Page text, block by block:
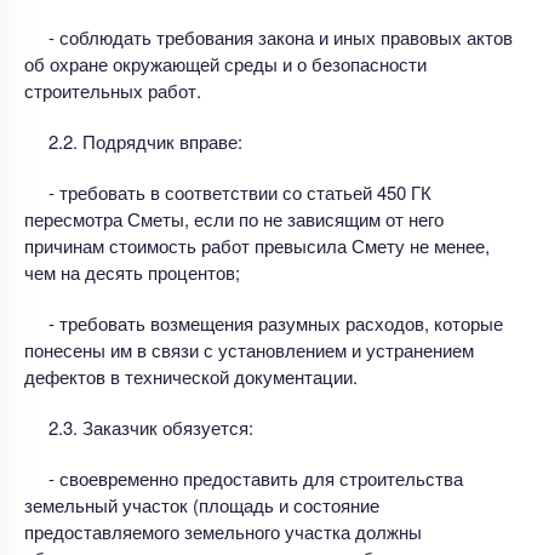
- соблюдать требования закона и иных правовых актов
об охране окружающей среды и о безопасности
строительных работ.
2.2. Подрядчик вправе:
- требовать в соответствии со статьей 450 ГК
пересмотра Сметы, если по не зависящим от него
причинам стоимость работ превысила Смету не менее,
чем на десять процентов;
- требовать возмещения разумных расходов, которые
понесены им в связи с установлением и устранением
дефектов в технической документации.
2.3. Заказчик обязуется:
- своевременно предоставить для строительства
земельный участок (площадь и состояние
предоставляемого земельного участка должны